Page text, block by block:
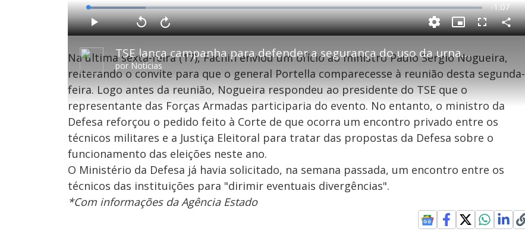
P
l
a
y
TSE lança campanha para defender a segurança do uso da urna eletrônica nas eleições
porNotícias
P
l
y
V
o
t
a
r
1
0
s
g
s
A
v
n
ç
a
1
0
e
u
n
o
s
M
u
d
o
L
o
a
d
e
1
4
.
6
4
R
e
m
a
n
n
g
T
m
-1:07
e
o
c
d
a
e
P
i
t
u
r
-
i
i
c
u
r
F
u
s
c
e
e
C
o
r
i
l
Na última sexta-feira (17), Fachin enviou um ofício ao ministro Paulo Sergio Nogueira,
reiterando o convite para que o general Portella comparecesse à reunião desta segunda-
feira. Logo antes da reunião, Nogueira respondeu ao presidente do TSE que o
representante das Forças Armadas participaria do evento. No entanto, o ministro da
Defesa reforçou o pedido feito à Corte de que ocorra um encontro privado entre os
técnicos militares e a Justiça Eleitoral para tratar das propostas da Defesa sobre o
funcionamento das eleições neste ano.
O Ministério da Defesa já havia solicitado, na semana passada, um encontro entre os
técnicos das instituições para "dirimir eventuais divergências".
*Com informações da Agência Estado